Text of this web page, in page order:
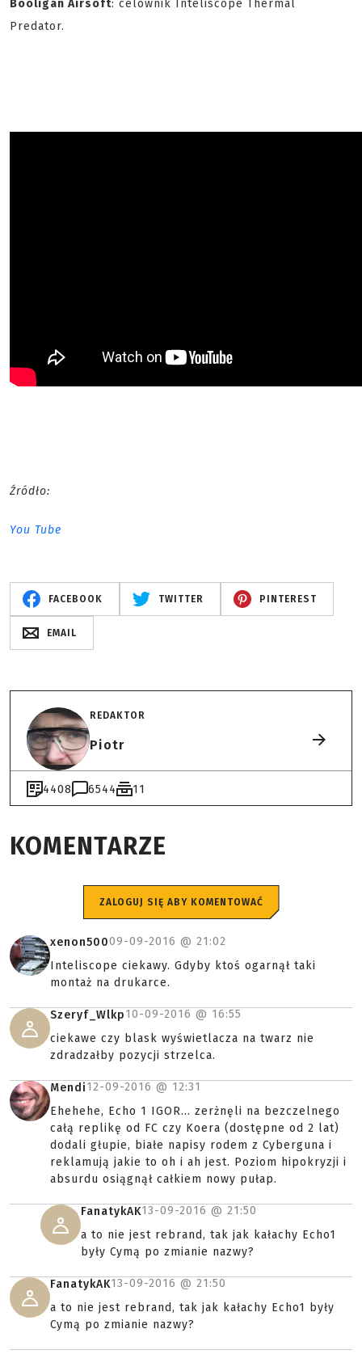
Booligan Airsoft: celownik Inteliscope Thermal
Predator.
Źródło:
You Tube
FACEBOOK TWITTER PINTEREST
EMAIL
REDAKTOR
Piotr
4408 6544 11
KOMENTARZE
ZALOGUJ SIĘ ABY KOMENTOWAĆ
xenon50009-09-2016 @ 21:02
Inteliscope ciekawy. Gdyby ktoś ogarnął taki
montaż na drukarce.
Szeryf_Wlkp10-09-2016 @ 16:55
ciekawe czy blask wyświetlacza na twarz nie
zdradzałby pozycji strzelca.
Mendi12-09-2016 @ 12:31
Ehehehe, Echo 1 IGOR... zerżnęli na bezczelnego
całą replikę od FC czy Koera (dostępne od 2 lat)
dodali głupie, białe napisy rodem z Cyberguna i
reklamują jakie to oh i ah jest. Poziom hipokryzji i
absurdu osiągnął całkiem nowy pułap.
FanatykAK13-09-2016 @ 21:50
a to nie jest rebrand, tak jak kałachy Echo1
były Cymą po zmianie nazwy?
FanatykAK13-09-2016 @ 21:50
a to nie jest rebrand, tak jak kałachy Echo1 były
Cymą po zmianie nazwy?